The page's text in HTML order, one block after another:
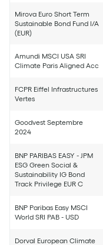
Mirova Euro Short Term
Sustainable Bond Fund I/A
(EUR)
Amundi MSCI USA SRI
Climate Paris Aligned Acc
FCPR Eiffel Infrastructures
Vertes
Goodvest Septembre
2024
BNP PARIBAS EASY - JPM
ESG Green Social &
Sustainability IG Bond
Track Privilege EUR C
BNP Paribas Easy MSCI
World SRI PAB - USD
Dorval European Climate